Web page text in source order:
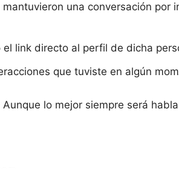
mantuvieron una conversación
link directo al perfil de dicha
que tuviste en algún
Aunque lo mejor siempre será